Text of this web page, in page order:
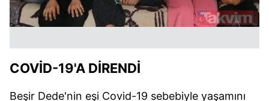
COVİD-19'A DİRENDİ
Beşir Dede'nin eşi Covid-19 sebebiyle yaşamını